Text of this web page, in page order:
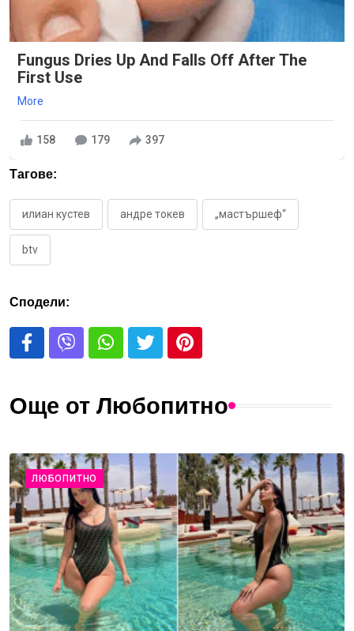
Fungus Dries Up And Falls Off After The
First Use
More
158 179 397
Тагове:
илиан кустев андре токев „мастършеф“
btv
Сподели:
Още от Любопитно
ЛЮБОПИТНО